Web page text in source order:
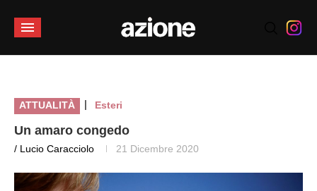
ATTUALITÀ | Esteri
Un amaro congedo
/ Lucio Caracciolo 21 Dicembre 2020